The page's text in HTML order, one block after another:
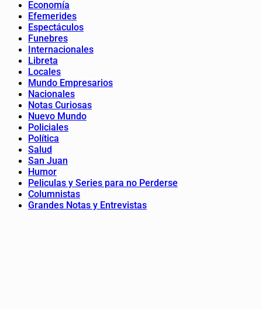
Economía
Efemerides
Espectáculos
Funebres
Internacionales
Libreta
Locales
Mundo Empresarios
Nacionales
Notas Curiosas
Nuevo Mundo
Policiales
Política
Salud
San Juan
Humor
Peliculas y Series para no Perderse
Columnistas
Grandes Notas y Entrevistas